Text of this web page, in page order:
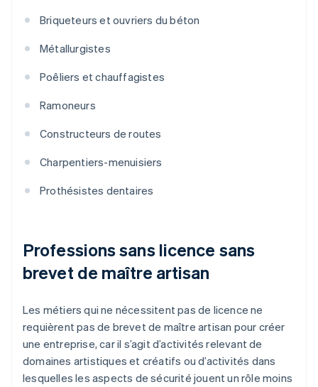
Briqueteurs et ouvriers du béton
Métallurgistes
Poêliers et chauffagistes
Ramoneurs
Constructeurs de routes
Charpentiers-menuisiers
Prothésistes dentaires
Professions sans licence sans
brevet de maître artisan
Les métiers qui ne nécessitent pas de licence ne
requièrent pas de brevet de maître artisan pour créer
une entreprise, car il s’agit d’activités relevant de
domaines artistiques et créatifs ou d’activités dans
lesquelles les aspects de sécurité jouent un rôle moins